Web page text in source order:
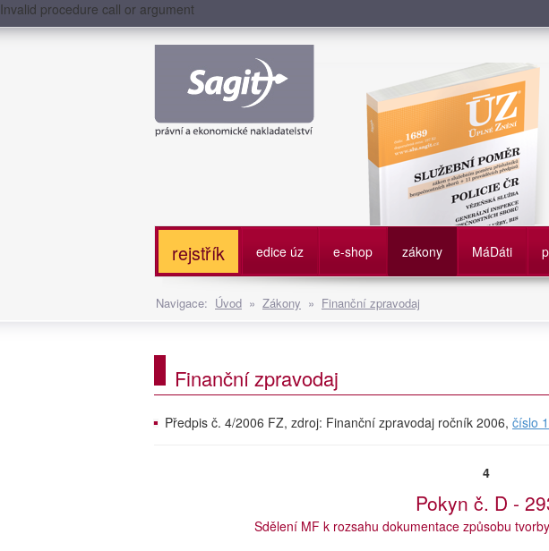
Invalid procedure call or argument
Služební poměr příslušníků
rejstřík edice úz e-shop zákony MáDáti
Navigace: Úvod » Zákony » Finanční zpravodaj
Finanční zpravodaj
Předpis č. 4/2006 FZ, zdroj: Finanční zpravodaj ročník 2006, číslo
4
Pokyn č. D -
Sdělení MF k rozsahu dokumentace způsobu